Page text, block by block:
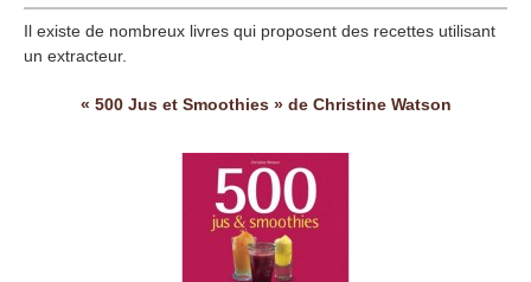
Il existe de nombreux livres qui proposent des recettes utilisant
un extracteur.
« 500 Jus et Smoothies » de Christine Watson